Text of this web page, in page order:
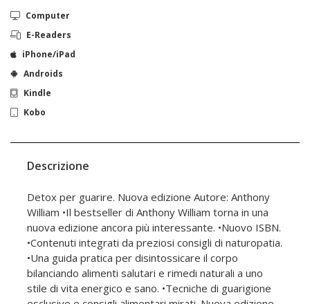
Computer
E-Readers
iPhone/iPad
Androids
Kindle
Kobo
Descrizione
Detox per guarire. Nuova edizione Autore: Anthony
William •Il bestseller di Anthony William torna in una
nuova edizione ancora più interessante. •Nuovo ISBN.
•Contenuti integrati da preziosi consigli di naturopatia.
•Una guida pratica per disintossicare il corpo
bilanciando alimenti salutari e rimedi naturali a uno
stile di vita energico e sano. •Tecniche di guarigione